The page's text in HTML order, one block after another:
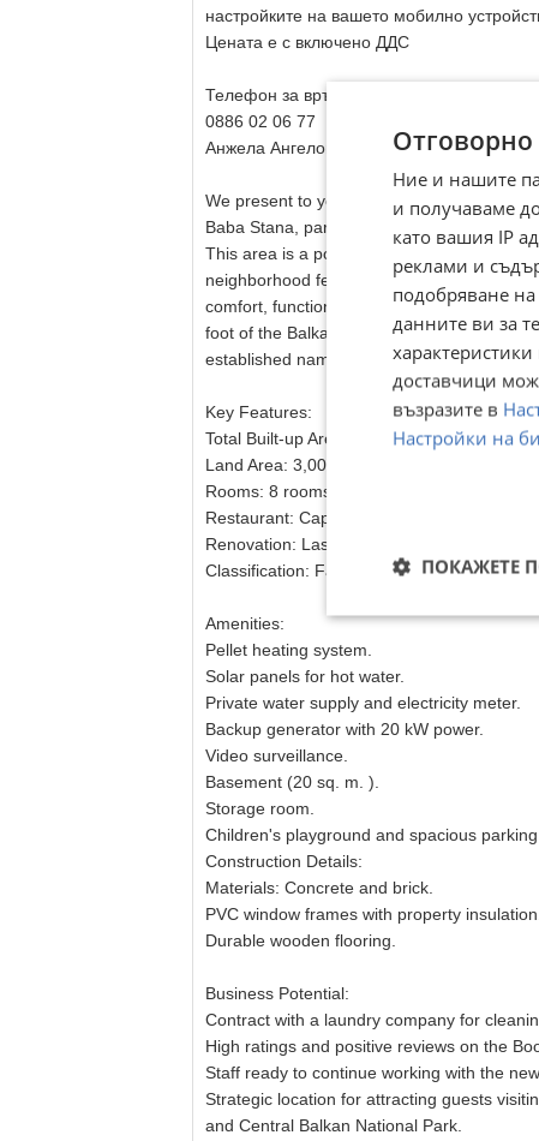
настройките на вашето мобилно
Цената е с включено ДДС
Телефон за връзка с брокера на имота:
0886 02 06 77
Анжела Ангелова
We present to you a family hotel and
Baba Stana, part of the village of Oreshak.
This area is a popular tourist destination
neighborhood features about 60 houses,
comfort, functionality, and business
foot of the Balkan Mountains, it offers a
established name and excellent reputation.
Key Features:
Total Built-up Area: 907 sq.m.
Land Area: 3,000 sq.m.
Rooms: 8 rooms (7 bedrooms and 1
Restaurant: Capacity for about 60 people,
Renovation: Last updated in 2020.
Classification: Family hotel and restaurant
Amenities:
Pellet heating system.
Solar panels for hot water.
Private water supply and electricity meter.
Backup generator with 20 kW power.
Video surveillance.
Basement (20 sq. m. ).
Storage room.
Children's playground and spacious parking
Construction Details:
Materials: Concrete and brick.
PVC window frames with property insulation.
Durable wooden flooring.
Business Potential:
Contract with a laundry company for
High ratings and positive reviews on the
Staff ready to continue working with the
Strategic location for attracting guests
and Central Balkan National Park.
Ние и нашите
и получаваме
като вашия IP
реклами и
подобряване на
данните ви за
доставчици
възразите в
Настройки на
ПОКАЖЕТЕ